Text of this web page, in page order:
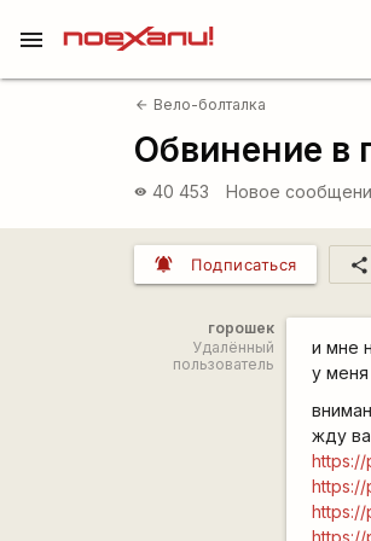
menu
arrow_back Вело-болталка
Обвинение в
visibility 40 453 Новое
notifications_active Подписаться share
горошек
Удалённый
пользователь
и мне
у
жду